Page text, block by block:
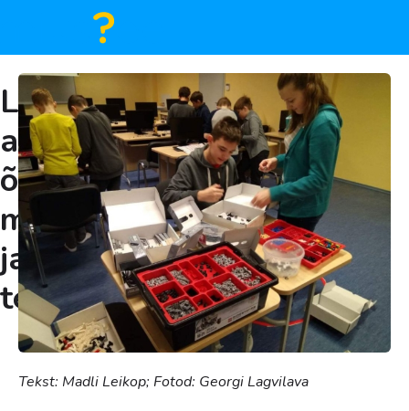
LEGOd
aitavad
õpetada
matemaatikat
ja
tehnoloogiat
28.
VEEBRUAR
2018
Tekst: Madli Leikop; Fotod: Georgi Lagvilava